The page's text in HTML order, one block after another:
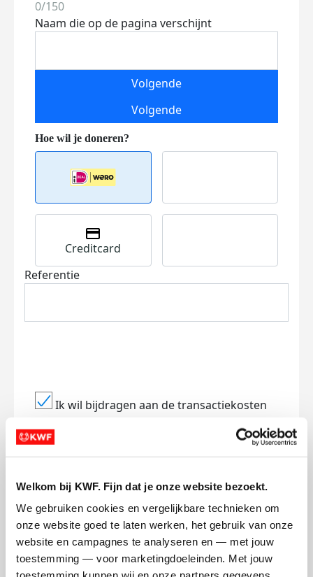
Welkom bij KWF. Fijn dat je onze website bezoekt.
We gebruiken cookies en vergelijkbare technieken om
onze website goed te laten werken, het gebruik van onze
website en campagnes te analyseren en — met jouw
toestemming — voor marketingdoeleinden. Met jouw
0/150
Naam die op de pagina verschijnt
Volgende
Volgende
Creditcard
Referentie
Ik wil bijdragen aan de transactiekosten
Opgehaald
€5.536
Streefbedrag
€5.000